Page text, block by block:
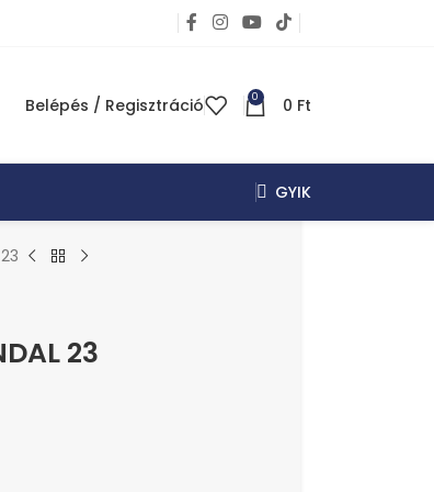
Belépés / Regisztráció 0 0 Ft
GYIK
23